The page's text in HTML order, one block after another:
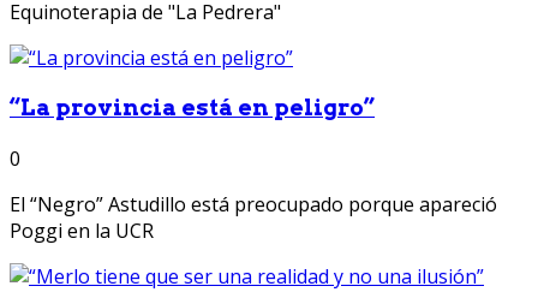
Equinoterapia de "La Pedrera"
“La provincia está en peligro”
0
El “Negro” Astudillo está preocupado porque apareció
Poggi en la UCR